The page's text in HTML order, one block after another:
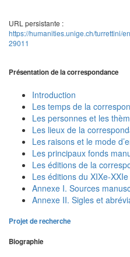
URL persistante :
https://humanities.unige.ch/turrettini/
29011
Présentation de la correspondance
Introduction
Les temps de la
Les personnes et les
Les lieux de la
Les raisons et le mode
Les principaux fonds
Les éditions de la
Les éditions du XIXe-
Annexe I. Sources
Annexe II. Sigles et
Projet de recherche
Biographie